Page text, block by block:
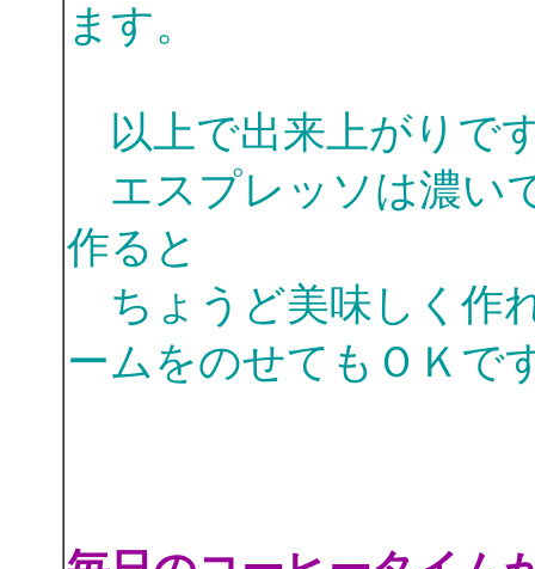
ます。
以上で出来上がりで
エスプレッソは濃い
作ると
ちょうど美味しく作
ームをのせてもＯＫで